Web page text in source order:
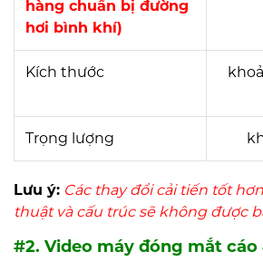
hàng chuẩn bị đường
hơi bình khí)
Kích thước
Trọng lượng
Lưu ý: Các thay đổi cải tiến tốt
thuật và cấu trúc sẽ không được
#2. Video máy đóng mắt cáo